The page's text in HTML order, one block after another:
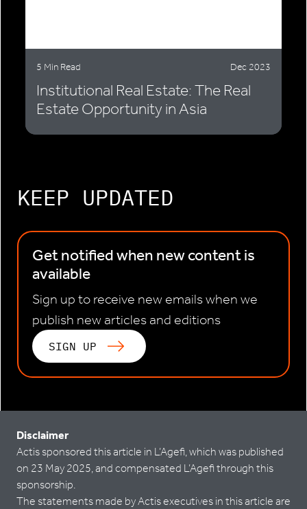
5 Min Read Dec 2023
Institutional Real Estate: The Real
Estate Opportunity in Asia
KEEP UPDATED
Get notified when new content is
available
Sign up to receive new emails when we
publish new articles and editions
SIGN UP
Disclaimer
Actis sponsored this article in L’Agefi, which was published
on 23 May 2025, and compensated L’Agefi through this
sponsorship.
The statements made by Actis executives in this article are